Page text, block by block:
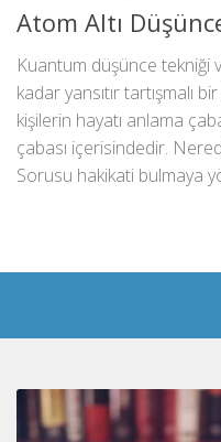
Atom Altı
Kuantum düşünce tekniği
kadar yansıtır tartışmalı
kişilerin hayatı anlama
çabası içerisindedir.
Sorusu hakikati bulmaya